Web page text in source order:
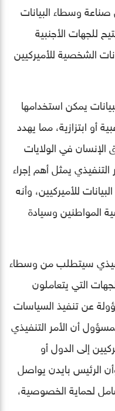
صناعة وسطاء البيانات
للجهات الأجنبية
الشخصية للأميركيين
يمكن استخدامها
أو ابتزازية، مما يهدد
في الولايات
يمثل أهم إجراء
للأميركيين، وأنه
المواطنين وسيادة
سيتطلب من وسطاء
التي يتعاملون
عن تنفيذ السياسات
أن الأمر التنفيذي
إلى الدول أو
الرئيس بايدن يواصل
لحماية الخصوصية،